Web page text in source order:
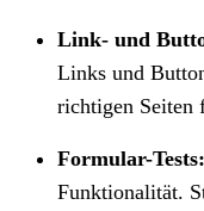
Link- und
Links und
richtigen Seiten
Formular-Tests:
Funktionalität.